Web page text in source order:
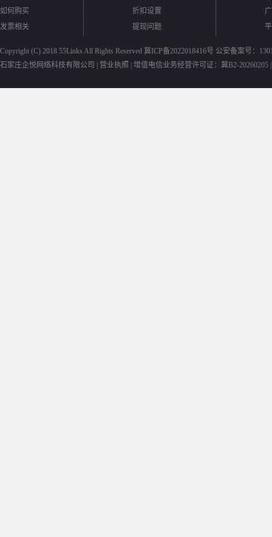
如何购买
发票相关
折扣设置
提现问题
Copyright (C) 2018 55Links All Rights Reserved 冀ICP备2022018416号 公安备案号：
石家庄企悦网络科技有限公司 | 营业执照 增值电信业务经营许可证：冀B2-20260205